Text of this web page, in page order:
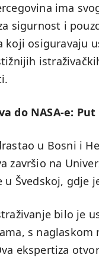
ima
sigurnost i
koji osiguravaju
do NASA-e:
u Bosni i
završio na
u Švedskoj, gdje
bilo je
s naglaskom
ekspertiza